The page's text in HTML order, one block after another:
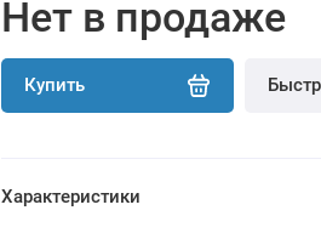
Нет в продаже
Купить
Характеристики